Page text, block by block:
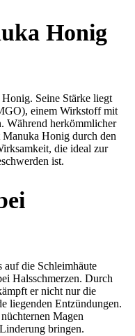
Honig
Seine Stärke liegt
einem Wirkstoff mit
Während herkömmlicher
Honig durch den
die ideal zur
ist.
die Schleimhäute
Halsschmerzen. Durch
er nicht nur die
liegenden Entzündungen.
Magen
bringen.